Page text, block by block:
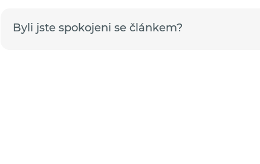
Byli jste spokojeni se článkem?